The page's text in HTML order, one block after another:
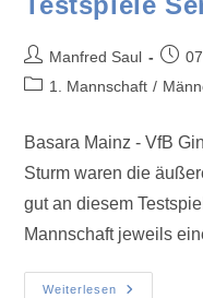
Manfred Saul
1. Mannschaft /
Basara Mainz - VfB
Sturm waren die
gut an diesem
Mannschaft jeweils
Weiterlesen